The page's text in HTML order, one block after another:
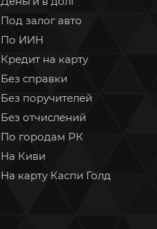
Под залог авто
По ИИН
Кредит на карту
Без справки
Без поручителей
Без отчислений
По городам РК
На Киви
На карту Каспи Голд